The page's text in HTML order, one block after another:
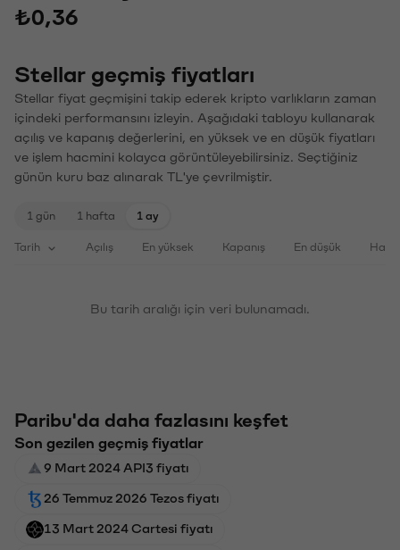
₺0,36
Stellar geçmiş fiyatları
Stellar fiyat geçmişini takip ederek kripto varlıkların zaman
içindeki performansını izleyin. Aşağıdaki tabloyu kullanarak
açılış ve kapanış değerlerini, en yüksek ve en düşük fiyatları
ve işlem hacmini kolayca görüntüleyebilirsiniz. Seçtiğiniz
günün kuru baz alınarak TL'ye çevrilmiştir.
1 gün 1 hafta 1 ay
Tarih Açılış En yüksek Kapanış En düşük
Bu tarih aralığı için veri bulunamadı.
Paribu'da daha fazlasını keşfet
Son gezilen geçmiş fiyatlar
9 Mart 2024 API3 fiyatı
26 Temmuz 2026 Tezos fiyatı
13 Mart 2024 Cartesi fiyatı